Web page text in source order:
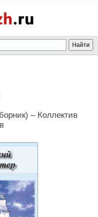
– Коллектив